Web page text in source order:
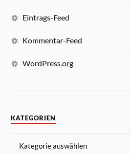
Eintrags-Feed
Kommentar-Feed
WordPress.org
KATEGORIEN